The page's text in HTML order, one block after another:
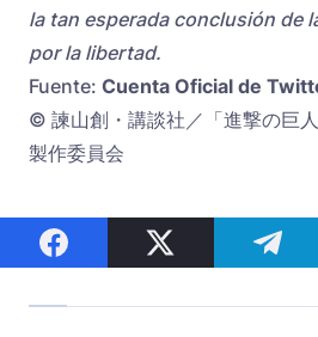
la tan esperada conclusión de
por la libertad.
Fuente: Cuenta Oficial de
© 諫山創・講談社／「進撃の巨
製作委員会